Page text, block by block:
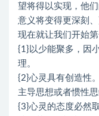
望将得以实现，他
意义将变得更深刻、
现在就让我们开始第
{1}以少能聚多，因
理。
{2}心灵具有创造性
主导思想或者惯性思
{3}心灵的态度必然